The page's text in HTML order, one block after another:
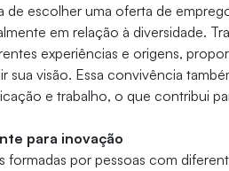
de escolher uma oferta de
em relação à diversidade.
experiências e origens,
sua visão. Essa convivência
e trabalho, o que contribui
para inovação
formadas por pessoas com